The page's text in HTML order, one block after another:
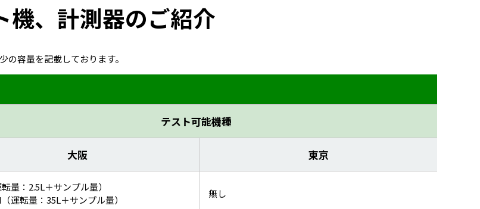
機、計測器のご紹介
容量を記載しております。
テスト可能機種
大阪 東京
量：2.5L＋サンプル量）
運転量：35L＋サンプル量）
無し